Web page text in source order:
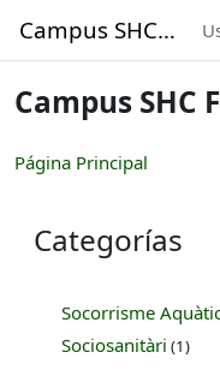
Campus SHC Formació
Campus SHC
Página Principal
Categorías
Socorrisme
Sociosanitàri (1)